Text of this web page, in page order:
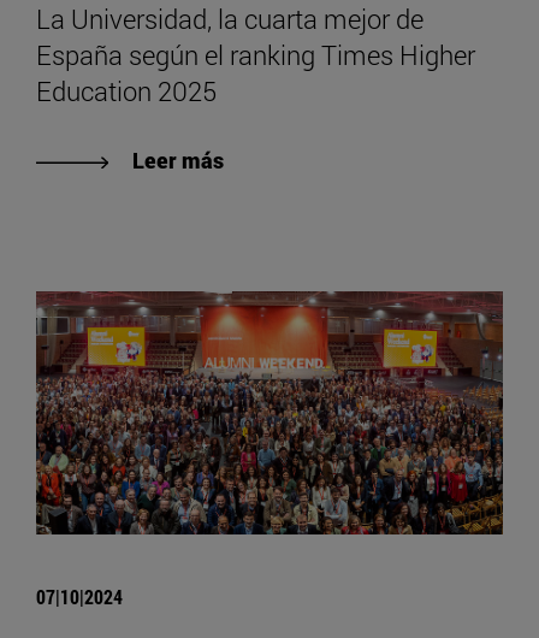
La Universidad, la cuarta mejor de
España según el ranking Times Higher
Education 2025
Leer más
07|10|2024